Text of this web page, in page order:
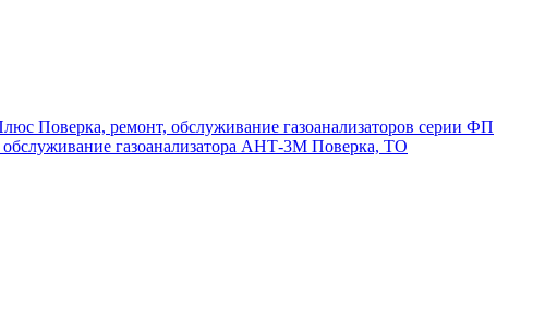
Поверка, ремонт, обслуживание газоанализаторов серии ФП
обслуживание газоанализатора АНТ-3М Поверка, ТО